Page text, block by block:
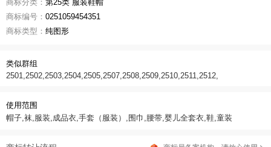
商标分类： 第25类 服装鞋帽
商标编号： 0251059454351
商标类型： 纯图形
类似群组
2501,2502,2503,2504,2505,2507,2508,2509,2510,2511,2512,
使用范围
帽子,袜,服装,成品衣,手套（服装）,围巾,腰带,婴儿全套衣,鞋,童装